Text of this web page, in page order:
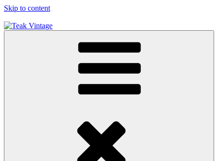
Skip to content
Jual Kursi Meja Kayu Jati Restoran / Cafe , Hotel